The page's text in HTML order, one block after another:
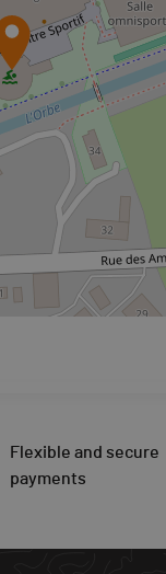
Flexible and secure
payments